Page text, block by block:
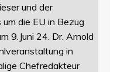
und der
die EU in Bezug
9.Juni 24. Dr. Arnold
in
Chefredakteur